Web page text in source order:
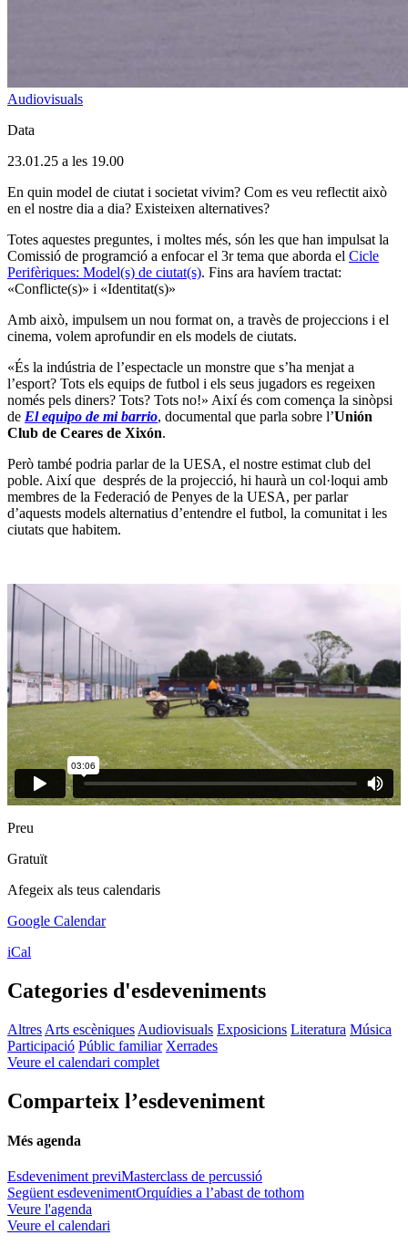
Audiovisuals
Data
23.01.25 a les 19.00
En quin model de ciutat i societat vivim? Com es veu reflectit això
en el nostre dia a dia? Existeixen alternatives?
Totes aquestes preguntes, i moltes més, són les que han impulsat la
Comissió de programció a enfocar el 3r tema que aborda el Cicle
Perifèriques: Model(s) de ciutat(s). Fins ara havíem tractat:
«Conflicte(s)» i «Identitat(s)»
Amb això, impulsem un nou format on, a travès de projeccions i el
cinema, volem aprofundir en els models de ciutats.
«És la indústria de l’espectacle un monstre que s’ha menjat a
l’esport? Tots els equips de futbol i els seus jugadors es regeixen
només pels diners? Tots? Tots no!» Així és com comença la sinòpsi
de El equipo de mi barrio, documental que parla sobre l’Unión
Club de Ceares de Xixón.
Però també podria parlar de la UESA, el nostre estimat club del
poble. Així que després de la projecció, hi haurà un col·loqui amb
membres de la Federació de Penyes de la UESA, per parlar
d’aquests models alternatius d’entendre el futbol, la comunitat i les
ciutats que habitem.
Preu
Gratuït
Afegeix als teus calendaris
Google Calendar
iCal
Categories d'esdeveniments
Altres Arts escèniques Audiovisuals Exposicions Literatura Música
Participació Públic familiar Xerrades
Veure el calendari complet
Comparteix l’esdeveniment
Més agenda
Esdeveniment previMasterclass de percussió
Següent esdevenimentOrquídies a l’abast de tothom
Veure l'agenda
Veure el calendari